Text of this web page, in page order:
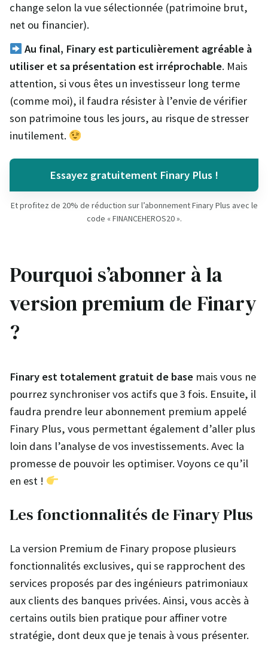
change selon la vue sélectionnée (patrimoine brut,
net ou financier).
Au final, Finary est particulièrement agréable à
utiliser et sa présentation est irréprochable. Mais
attention, si vous êtes un investisseur long terme
(comme moi), il faudra résister à l’envie de vérifier
son patrimoine tous les jours, au risque de stresser
inutilement.
Essayez gratuitement Finary Plus !
Et profitez de 20% de réduction sur l’abonnement Finary Plus avec le
code « FINANCEHEROS20 ».
Pourquoi s’abonner à la
version premium de Finary
?
Finary est totalement gratuit de base mais vous ne
pourrez synchroniser vos actifs que 3 fois. Ensuite, il
faudra prendre leur abonnement premium appelé
Finary Plus, vous permettant également d’aller plus
loin dans l’analyse de vos investissements. Avec la
promesse de pouvoir les optimiser. Voyons ce qu’il
en est !
Les fonctionnalités de Finary Plus
La version Premium de Finary propose plusieurs
fonctionnalités exclusives, qui se rapprochent des
services proposés par des ingénieurs patrimoniaux
aux clients des banques privées. Ainsi, vous accès à
certains outils bien pratique pour affiner votre
stratégie, dont deux que je tenais à vous présenter.